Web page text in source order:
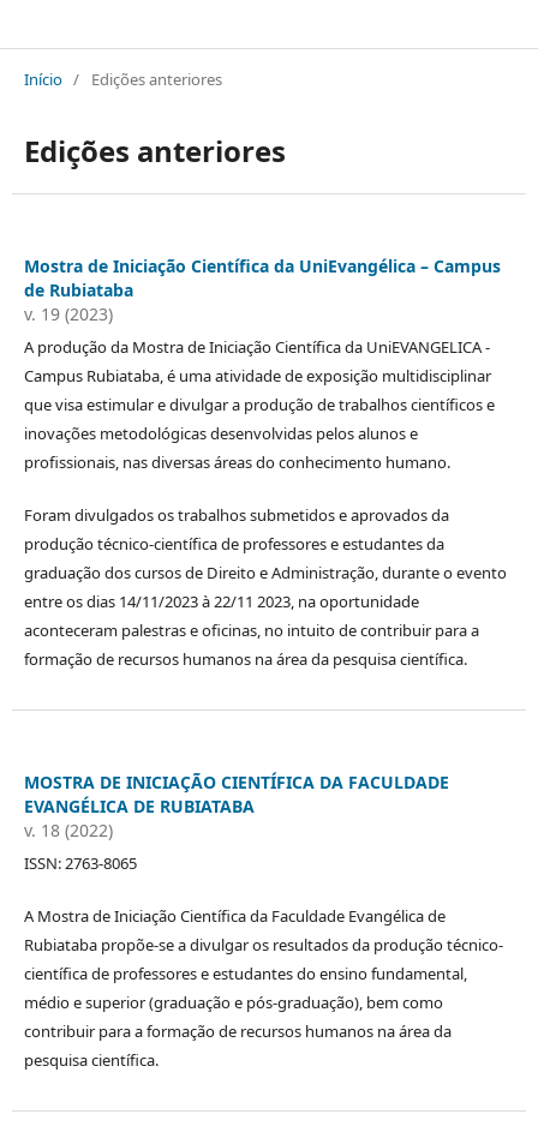
Início / Edições anteriores
Edições anteriores
Mostra de Iniciação Científica da UniEvangélica – Campus
de Rubiataba
v. 19 (2023)
A produção da Mostra de Iniciação Científica da UniEVANGELICA -
Campus Rubiataba, é uma atividade de exposição multidisciplinar
que visa estimular e divulgar a produção de trabalhos científicos e
inovações metodológicas desenvolvidas pelos alunos e
profissionais, nas diversas áreas do conhecimento humano.
Foram divulgados os trabalhos submetidos e aprovados da
produção técnico-científica de professores e estudantes da
graduação dos cursos de Direito e Administração, durante o evento
entre os dias 14/11/2023 à 22/11 2023, na oportunidade
aconteceram palestras e oficinas, no intuito de contribuir para a
formação de recursos humanos na área da pesquisa científica.
MOSTRA DE INICIAÇÃO CIENTÍFICA DA FACULDADE
EVANGÉLICA DE RUBIATABA
v. 18 (2022)
ISSN: 2763-8065
A Mostra de Iniciação Científica da Faculdade Evangélica de
Rubiataba propõe-se a divulgar os resultados da produção técnico-
científica de professores e estudantes do ensino fundamental,
médio e superior (graduação e pós-graduação), bem como
contribuir para a formação de recursos humanos na área da
pesquisa científica.